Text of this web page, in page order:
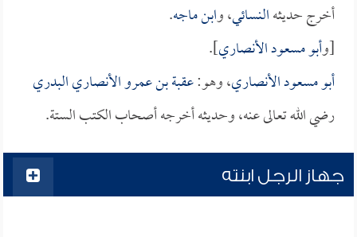
أخرج حديثهالنسائي، وابن ماجه.
[وأبو مسعود الأنصاري].
أبو مسعود الأنصاري، وهو:عقبة بن عمرو الأنصاري البدري
رضي الله تعالى عنه، وحديثه أخرجه أصحاب الكتب الستة.
جهاز الرجل ابنته